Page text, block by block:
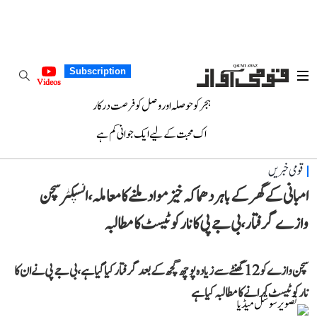
Subscription
Videos
ہجر کو حوصلہ اور وصل کو فرصت درکار
اک محبت کے لیے ایک جوانی کم ہے
قومی خبریں
امبانی کے گھر کے باہر دھماکہ خیز مواد ملنے کا معاملہ، انسپکٹر سچن
وازے گرفتار، بی جے پی کا نارکو ٹیسٹ کا مطالبہ
سچن وازے کو 12 گھنٹے سے زیادہ پوچھ گچھ کے بعد گرفتار کیا گیا ہے، بی جے پی نے ان کا
نارکو ٹیسٹ کرانے کا مطالبہ کیا ہے